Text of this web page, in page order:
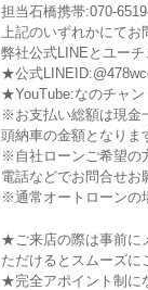
担当石橋携帯:070-
上記のいずれかにて
弊社公式LINEとユー
★公式
★YouTube:なのチャン
※お支払い総額は現金
頭納車の金額となりま
※自社ローンご希望の
電話などでお問合せお
※通常オートローンの
★ご来店の際は事前に
ただけるとスムーズに
★完全アポイント制に